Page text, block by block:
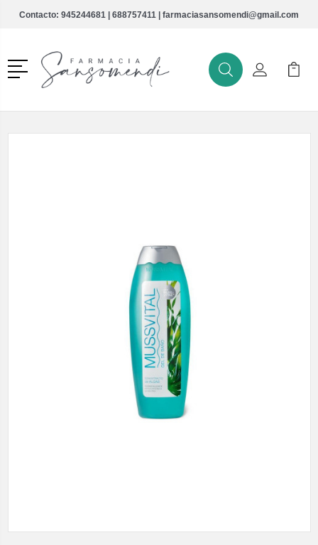
Contacto: 945244681 | 688757411 | farmaciasansomendi@gmail.com
Menú
BuscarMi Cuenta
Mi